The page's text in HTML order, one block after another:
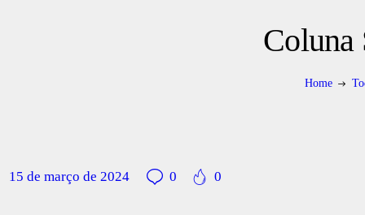
Coluna
Home
15 de março de 2024 0 0